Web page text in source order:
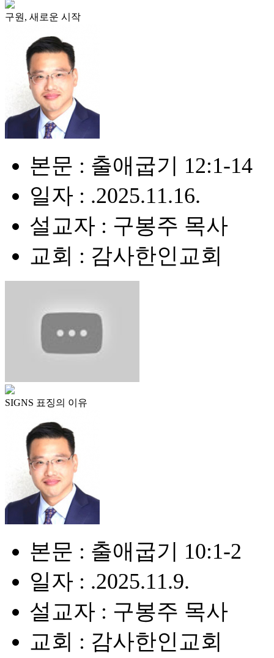
구원, 새로운 시작
본문 : 출애굽기 12:1-14
일자 : .2025.11.16.
설교자 : 구봉주 목사
교회 : 감사한인교회
SIGNS 표징의 이유
본문 : 출애굽기 10:1-2
일자 : .2025.11.9.
설교자 : 구봉주 목사
교회 : 감사한인교회